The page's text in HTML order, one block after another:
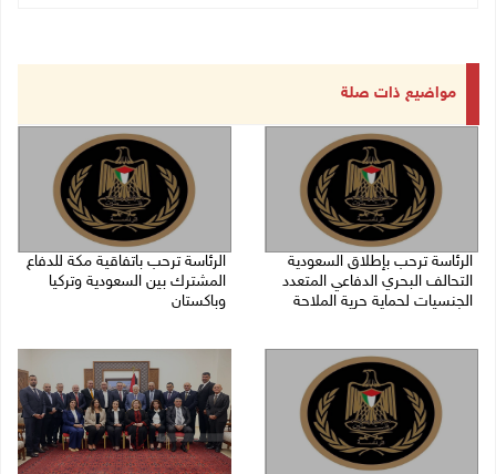
مواضيع ذات صلة
الرئاسة ترحب بإطلاق السعودية
التحالف البحري الدفاعي المتعدد
الجنسيات لحماية حرية الملاحة
الرئاسة ترحب باتفاقية مكة للدفاع
المشترك بين السعودية وتركيا
وباكستان